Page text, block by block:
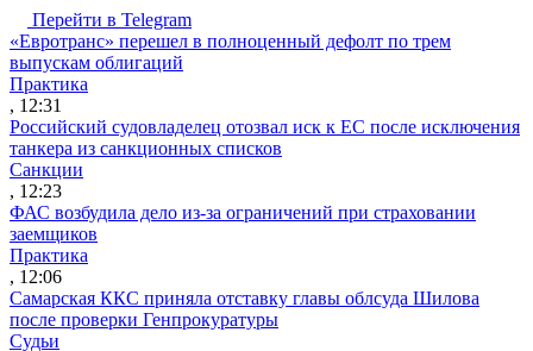
Перейти в Telegram
«Евротранс» перешел в полноценный дефолт по трем
выпускам облигаций
Практика
, 12:31
Российский судовладелец отозвал иск к ЕС после исключения
танкера из санкционных списков
Санкции
, 12:23
ФАС возбудила дело из-за ограничений при страховании
заемщиков
Практика
, 12:06
Самарская ККС приняла отставку главы облсуда Шилова
после проверки Генпрокуратуры
Судьи